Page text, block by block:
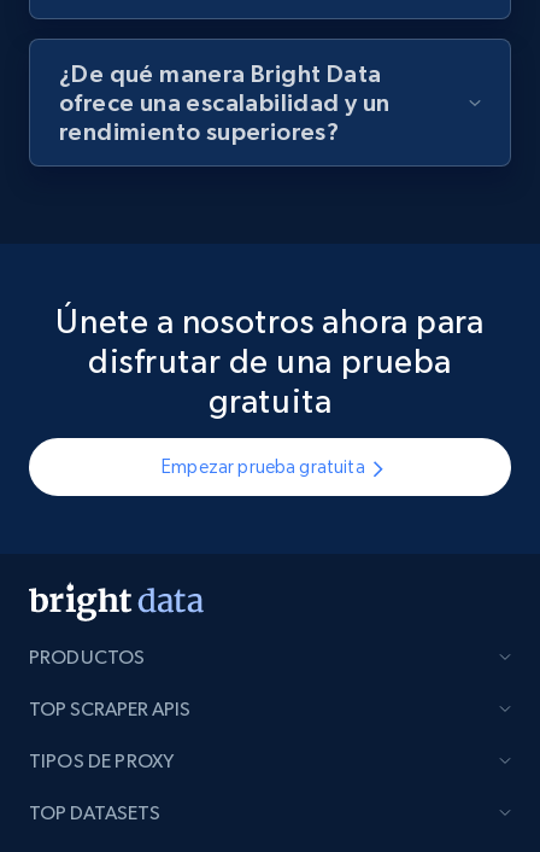
¿De qué manera Bright Data
ofrece una escalabilidad y un
rendimiento superiores?
Únete a nosotros ahora para
disfrutar de una prueba
gratuita
Empezar prueba gratuita
PRODUCTOS
TOP SCRAPER APIS
TIPOS DE PROXY
TOP DATASETS